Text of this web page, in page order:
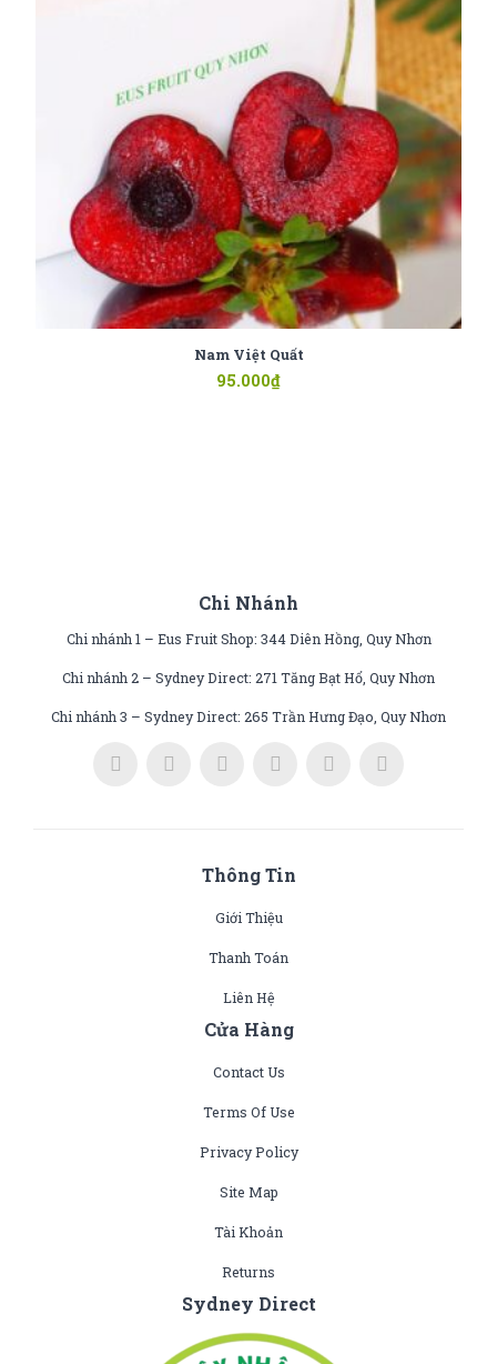
Nam Việt Quất
95.000₫
Chi Nhánh
Chi nhánh 1 – Eus Fruit Shop: 344 Diên Hồng, Quy Nhơn
Chi nhánh 2 – Sydney Direct: 271 Tăng Bạt Hổ, Quy Nhơn
Chi nhánh 3 – Sydney Direct: 265 Trần Hưng Đạo, Quy Nhơn
Thông Tin
Giới Thiệu
Thanh Toán
Liên Hệ
Cửa Hàng
Contact Us
Terms Of Use
Privacy Policy
Site Map
Tài Khoản
Returns
Sydney Direct